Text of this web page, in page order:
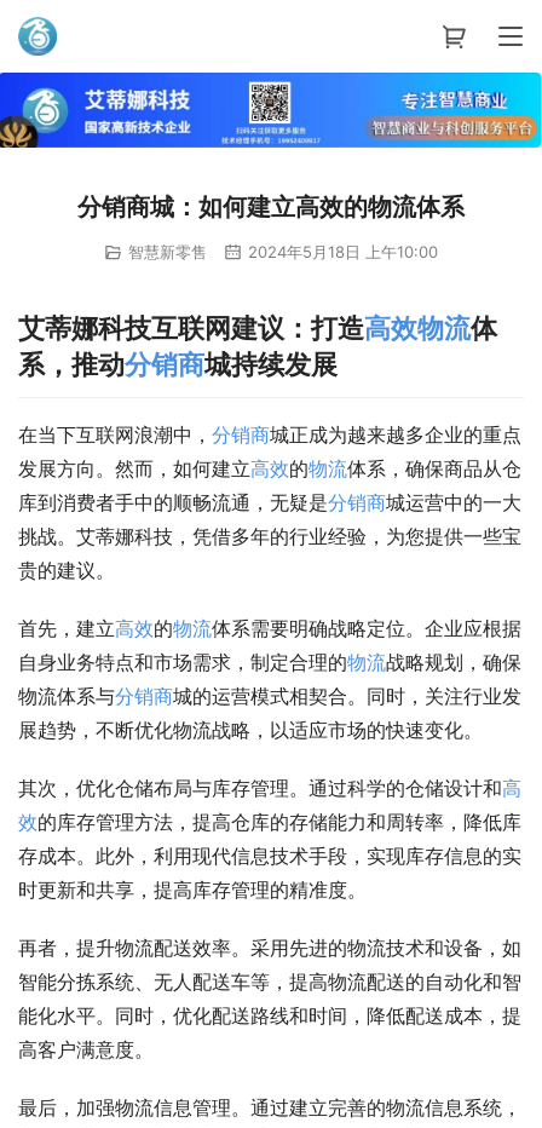
艾蒂娜科技
分销商城：如何建立高效的物流体系
智慧新零售 2024年5月18日 上午10:00
艾蒂娜科技互联网建议：打造高效物流体
系，推动分销商城持续发展
在当下互联网浪潮中， 分销商城正成为越来越多企业的重点
发展方向。然而，如何建立高效的物流体系，确保商品从仓
库到消费者手中的顺畅流通，无疑是分销商城运营中的一大
挑战。艾蒂娜科技，凭借多年的行业经验，为您提供一些宝
贵的建议。
首先，建立高效的物流体系需要明确战略定位。企业应根据
自身业务特点和市场需求，制定合理的物流战略规划，确保
物流体系与分销商城的运营模式相契合。同时，关注行业发
展趋势，不断优化物流战略，以适应市场的快速变化。
其次，优化仓储布局与库存管理。通过科学的仓储设计和高
效的库存管理方法，提高仓库的存储能力和周转率，降低库
存成本。此外，利用现代信息技术手段，实现库存信息的实
时更新和共享，提高库存管理的精准度。
再者，提升物流配送效率。采用先进的物流技术和设备，如
智能分拣系统、无人配送车等，提高物流配送的自动化和智
能化水平。同时，优化配送路线和时间，降低配送成本，提
高客户满意度。
最后，加强物流信息管理。通过建立完善的物流信息系统，